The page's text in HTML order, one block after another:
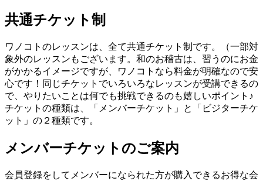
共通チケット制
ワノコトのレッスンは、全て共通チケット制です。（一部対
象外のレッスンもございます。和のお稽古は、習うのにお金
がかかるイメージですが、ワノコトなら料金が明確なので安
心です！同じチケットでいろいろなレッスンが受講できるの
で、やりたいことは何でも挑戦できるのも嬉しいポイント♪
チケットの種類は、「メンバーチケット」と「ビジターチケ
ット」の２種類です。
メンバーチケットのご案内
会員登録をしてメンバーになられた方が購入できるお得な会